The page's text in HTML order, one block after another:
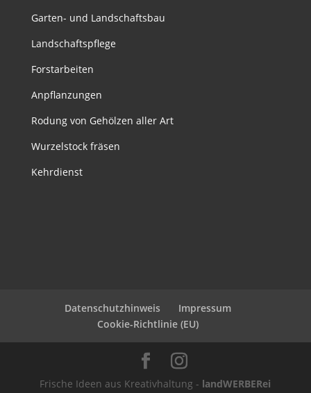
Garten- und Landschaftsbau
Landschaftspflege
Forstarbeiten
Anpflanzungen
Rodung von Gehölzen aller Art
Wurzelstock fräsen
Kehrdienst
Datenschutzhinweis
Impressum
Cookie-Richtlinie (EU)
Frische Ideen aus Kreativhaltung - landWERBERei